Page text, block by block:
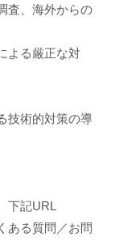
査、海外からの
よる厳正な対
技術的対策の導
下記URL
ある質問／お問